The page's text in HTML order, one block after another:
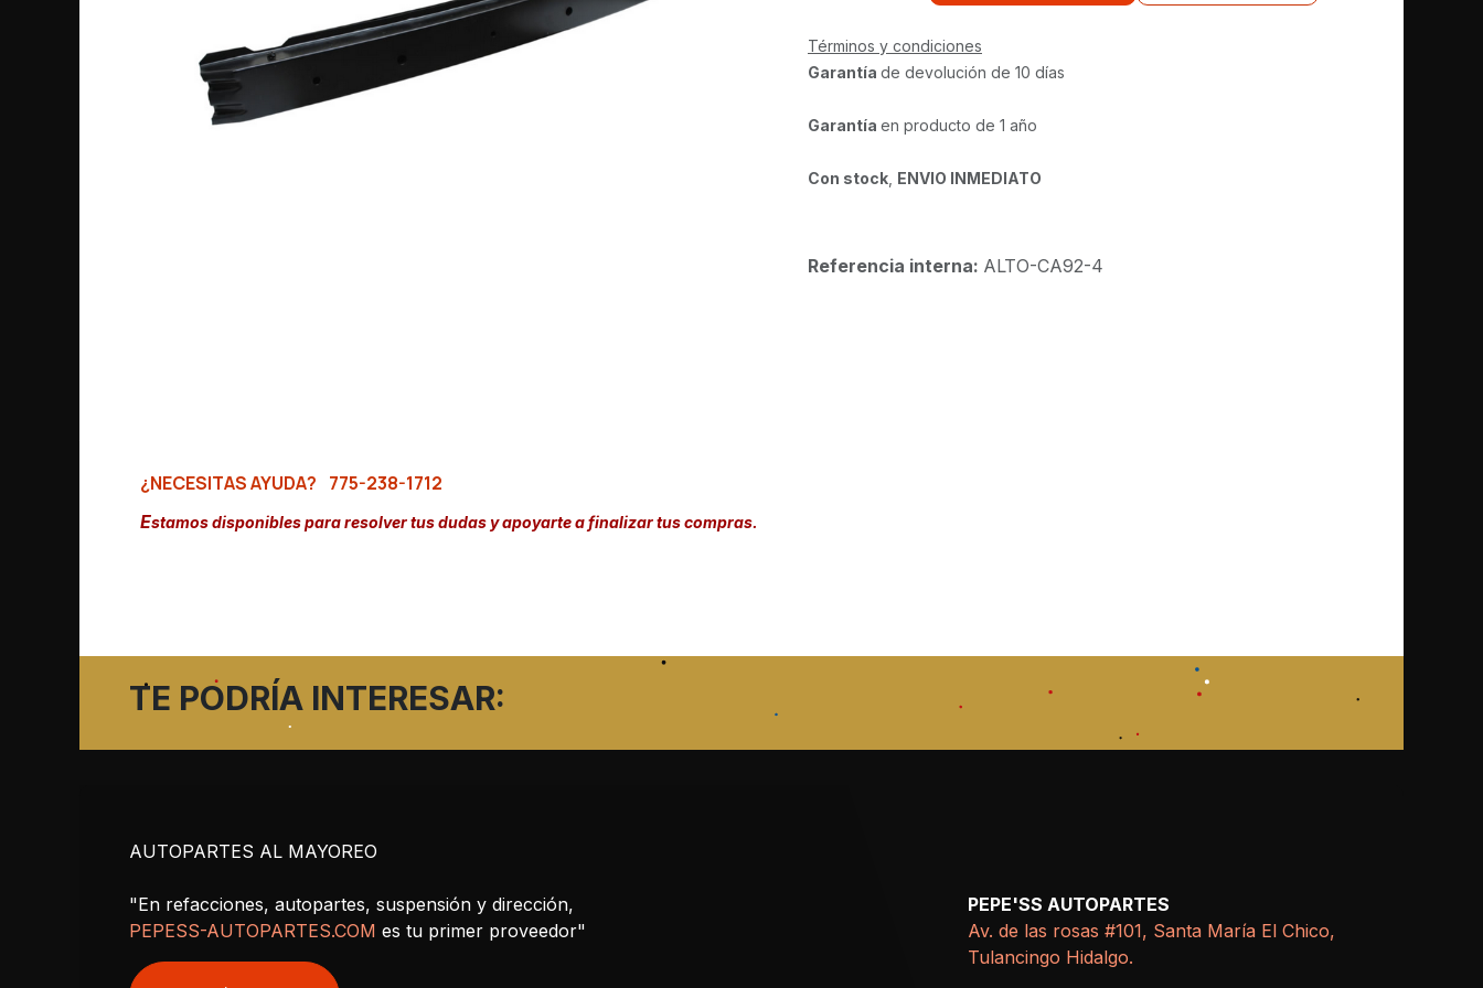
Términos y condiciones
Garantía de devolución de 10 días
Garantía en producto de 1 año
Con stock ENVIO INMEDIATO
Referencia interna: ALTO-CA92-4
¿NECESITAS AYUDA? 775-238-1712
Estamos disponibles para resolver tus dudas y apoyarte a finalizar tus compras.
TE PODRÍA INTERESAR:
AUTOPARTES AL MAYOREO
"En refacciones, autopartes, suspensión y dirección,
PEPESS-AUTOPARTES.COM es tu primer proveedor"
PEPE'SS AUTOPARTES
Av. de las rosas #101, Santa María El Chico,
Tulancingo Hidalgo.